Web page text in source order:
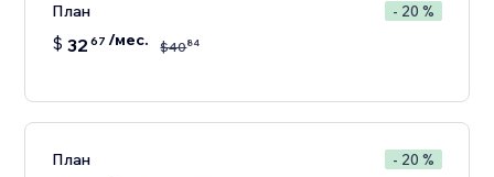
План - 20 %
$ 32 67 /мес. $4084
План - 20 %